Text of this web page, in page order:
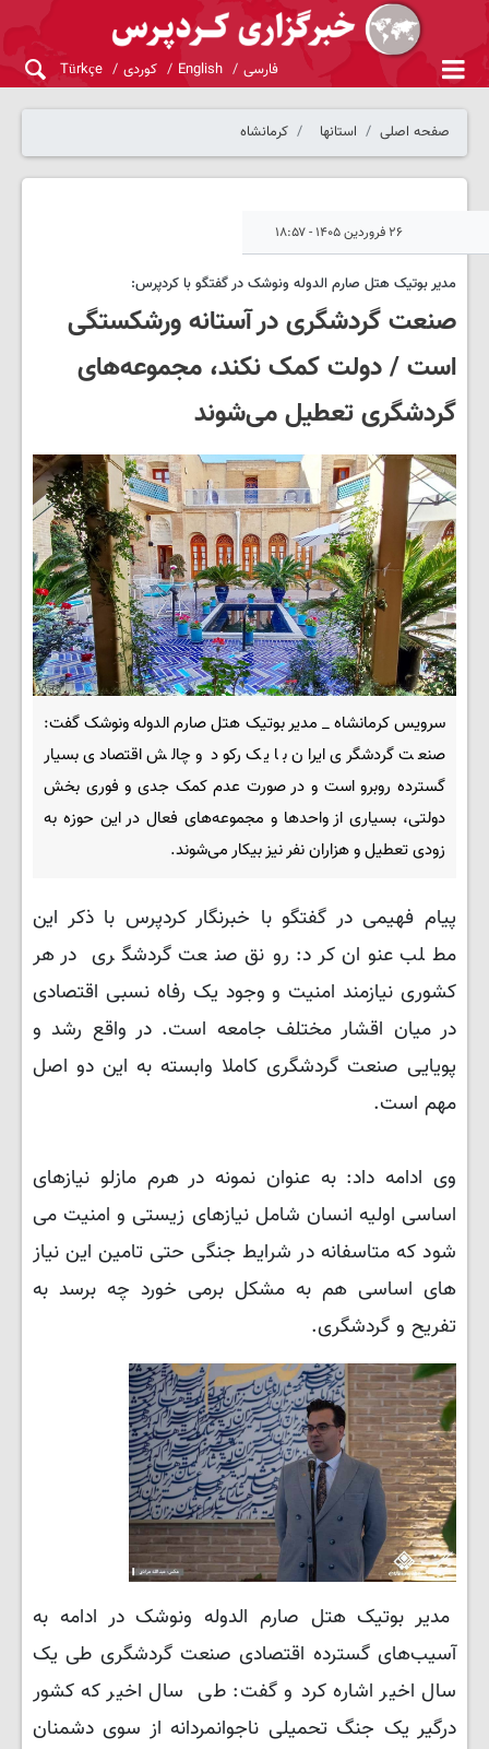
فارسی English کوردی Türkçe
صفحه اصلی استانها کرمانشاه
۲۶ فروردین ۱۴۰۵ - ۱۸:۵۷
مدیر بوتیک هتل صارم الدوله ونوشک در گفتگو با کردپرس:
صنعت گردشگری در آستانه ورشکستگی
است / دولت کمک نکند، مجموعه‌های
گردشگری تعطیل می‌شوند
سرویس کرمانشاه _ مدیر بوتیک هتل صارم الدوله ونوشک گفت:
صنعت گردشگری ایران با یک رکود و چالش اقتصادی بسیار
گسترده روبرو است و در صورت عدم کمک جدی و فوری بخش
دولتی، بسیاری از واحدها و مجموعه‌های فعال در این حوزه به
زودی تعطیل و هزاران نفر نیز بیکار می‌شوند.
پیام فهیمی در گفتگو با خبرنگار کردپرس با ذکر این
مطلب عنوان کرد: رونق صنعت گردشگری در هر
کشوری نیازمند امنیت و وجود یک رفاه نسبی اقتصادی
در میان اقشار مختلف جامعه است. در واقع رشد و
پویایی صنعت گردشگری کاملا وابسته به این‌ دو اصل
مهم است.
وی ادامه داد: به عنوان نمونه در هرم مازلو نیازهای
اساسی اولیه انسان شامل نیازهای زیستی و امنیت می
شود که متاسفانه در شرایط جنگی حتی تامین این نیاز
های اساسی هم به مشکل برمی خورد چه برسد به
تفریح و گردشگری.
مدیر بوتیک هتل صارم الدوله ونوشک در ادامه به
آسیب‌های گسترده اقتصادی صنعت گردشگری طی یک
سال اخیر اشاره کرد و گفت: طی سال اخیر که کشور
درگیر یک جنگ تحمیلی ناجوانمردانه از سوی دشمنان